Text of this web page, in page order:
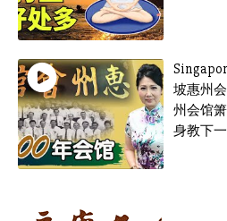
坡惠州
州会馆
身教下